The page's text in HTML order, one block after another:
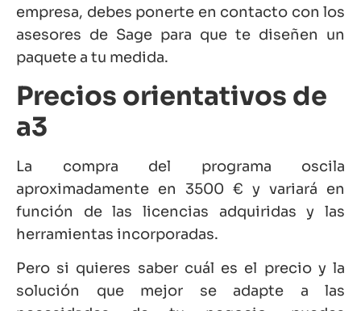
empresa, debes ponerte en contacto con los
asesores de Sage para que te diseñen un
paquete a tu medida.
Precios orientativos de
a3
La compra del programa oscila
aproximadamente en 3500 € y variará en
función de las licencias adquiridas y las
herramientas incorporadas.
Pero si quieres saber cuál es el precio y la
solución que mejor se adapte a las